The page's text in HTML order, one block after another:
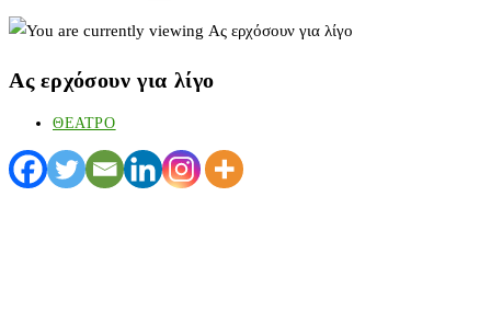
Ας ερχόσουν για λίγο
ΘΕΑΤΡΟ